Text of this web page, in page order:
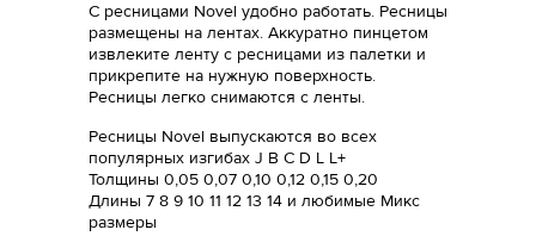
С ресницами Novel удобно работать. Ресницы
размещены на лентах. Аккуратно пинцетом
извлеките ленту с ресницами из палетки и
прикрепите на нужную поверхность.
Ресницы легко снимаются с ленты.
Ресницы Novel выпускаются во всех
популярных изгибах J B C D L L+
Толщины 0,05 0,07 0,10 0,12 0,15 0,20
Длины 7 8 9 10 11 12 13 14 и любимые Микс
размеры